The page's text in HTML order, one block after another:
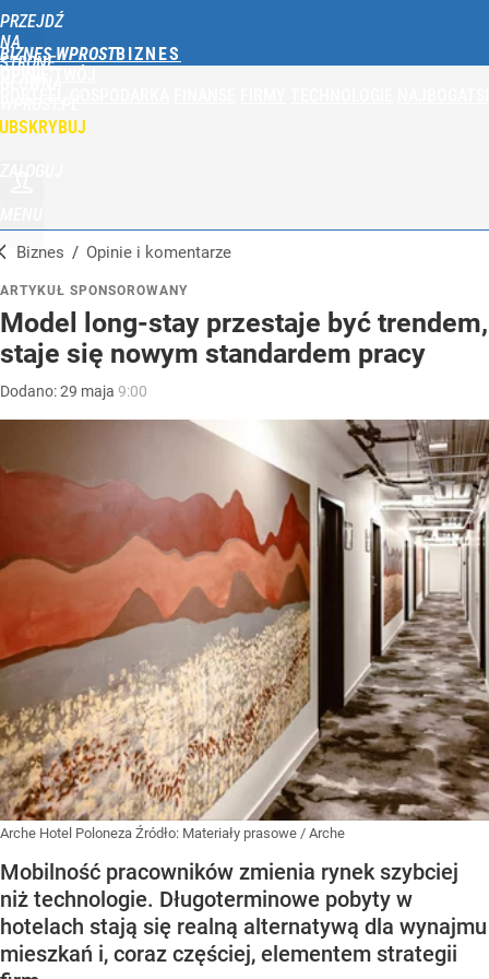
PRZEJDŹ
NA
STRONĘ
BIZNES WPROST
Biznes / Opinie i komentarze
ARTYKUŁ SPONSOROWANY
Model long-stay przestaje być trendem,
staje się nowym standardem pracy
Dodano:29 maja 9:00
Arche Hotel Poloneza Źródło: Materiały prasowe / Arche
Mobilność pracowników zmienia rynek szybciej
niż technologie. Długoterminowe pobyty w
hotelach stają się realną alternatywą dla wynajmu
mieszkań i, coraz częściej, elementem strategii